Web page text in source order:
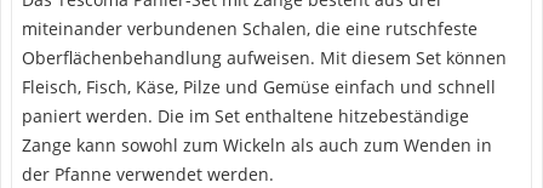
miteinander verbundenen Schalen, die eine rutschfeste
Oberflächenbehandlung aufweisen. Mit diesem Set können
Fleisch, Fisch, Käse, Pilze und Gemüse einfach und schnell
paniert werden. Die im Set enthaltene hitzebeständige
Zange kann sowohl zum Wickeln als auch zum Wenden in
der Pfanne verwendet werden.